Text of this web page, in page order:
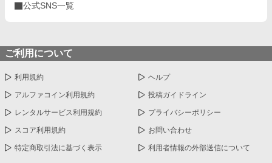
公式SNS一覧
ご利用について
利用規約 ヘルプ
アルファコイン利用規約 投稿ガイドライン
レンタルサービス利用規約 プライバシーポリシー
スコア利用規約 お問い合わせ
特定商取引法に基づく表示 利用者情報の外部送信について